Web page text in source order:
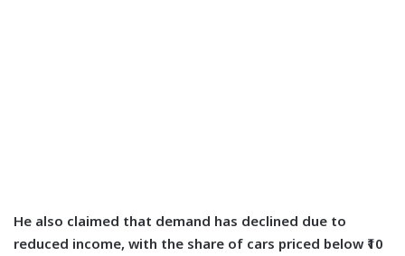
He also claimed that demand has declined due to
reduced income, with the share of cars priced below ₹10